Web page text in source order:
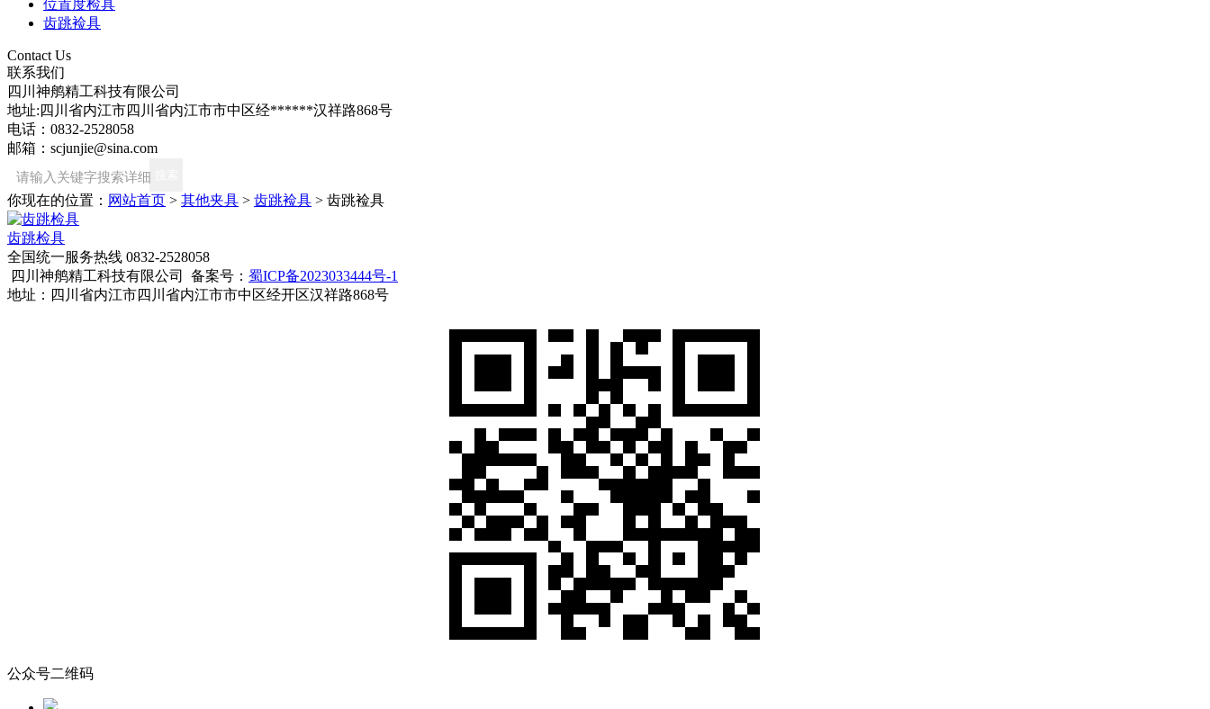
位置度检具
齿跳裣具
Contact Us
联系我们
四川神鸼精工科技有限公司
地址:四川省内江市四川省内江市市中区经******汉祥路868号
电话：0832-2528058
邮箱：scjunjie@sina.com
你现在的位置： 网站首页 > 其他夹具 > 齿跳裣具 > 齿跳裣具
齿跳检具
全国统一服务热线 0832-2528058
四川神鸼精工科技有限公司 备案号： 蜀ICP备2023033444号-1
地址：四川省内江市四川省内江市市中区经开区汉祥路868号
公众号二维码